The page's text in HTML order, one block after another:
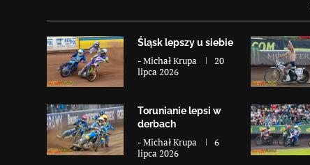
Śląsk lepszy u siebie
-Michał Krupa
20
lipca 2026
Torunianie lepsi w
derbach
-Michał Krupa
6
lipca 2026